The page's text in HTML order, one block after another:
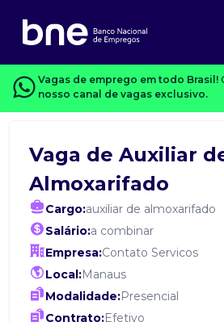
Vagas de emprego em todo Brasil!
nosso canal de vagas exclusivo.
Vaga de Auxiliar
Almoxarifado
Cargo:auxiliar de almoxarifado
Salário:a combinar
Empresa:Contato Servicos
Local:Manaus
Modalidade:Presencial
Contrato:Efetivo